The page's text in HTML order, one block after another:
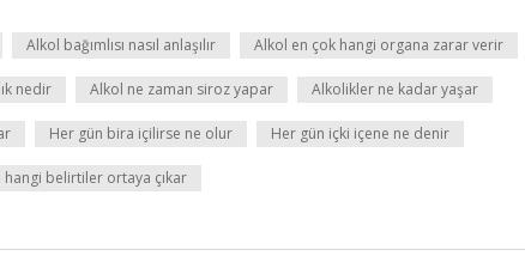
Alkol bağımlısı nasıl anlaşılır Alkol en çok hangi organa zarar verir
nedir Alkol ne zaman siroz yapar Alkolikler ne kadar yaşar
Her gün bira içilirse ne olur Her gün içki içene ne denir
belirtiler ortaya çıkar